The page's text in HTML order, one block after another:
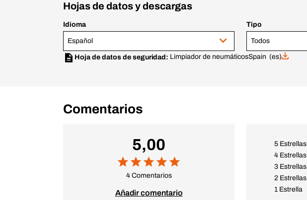
Hojas de datos y descargas
Idioma
Español
Tipo
Todos
Hoja de datos de seguridad: Limpiador de neumáticosSpain (es)
Comentarios
5,00
4 Comentarios
Añadir comentario
5 Estrellas
4 Estrellas
3 Estrellas
2 Estrellas
1 Estrella